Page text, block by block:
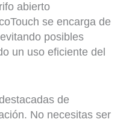
abierto
se encarga de
posibles
un uso eficiente del
de
No necesitas ser